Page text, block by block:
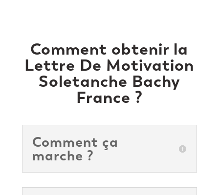
Comment obtenir la
Lettre De Motivation
Soletanche Bachy
France ?
Comment ça
marche ?